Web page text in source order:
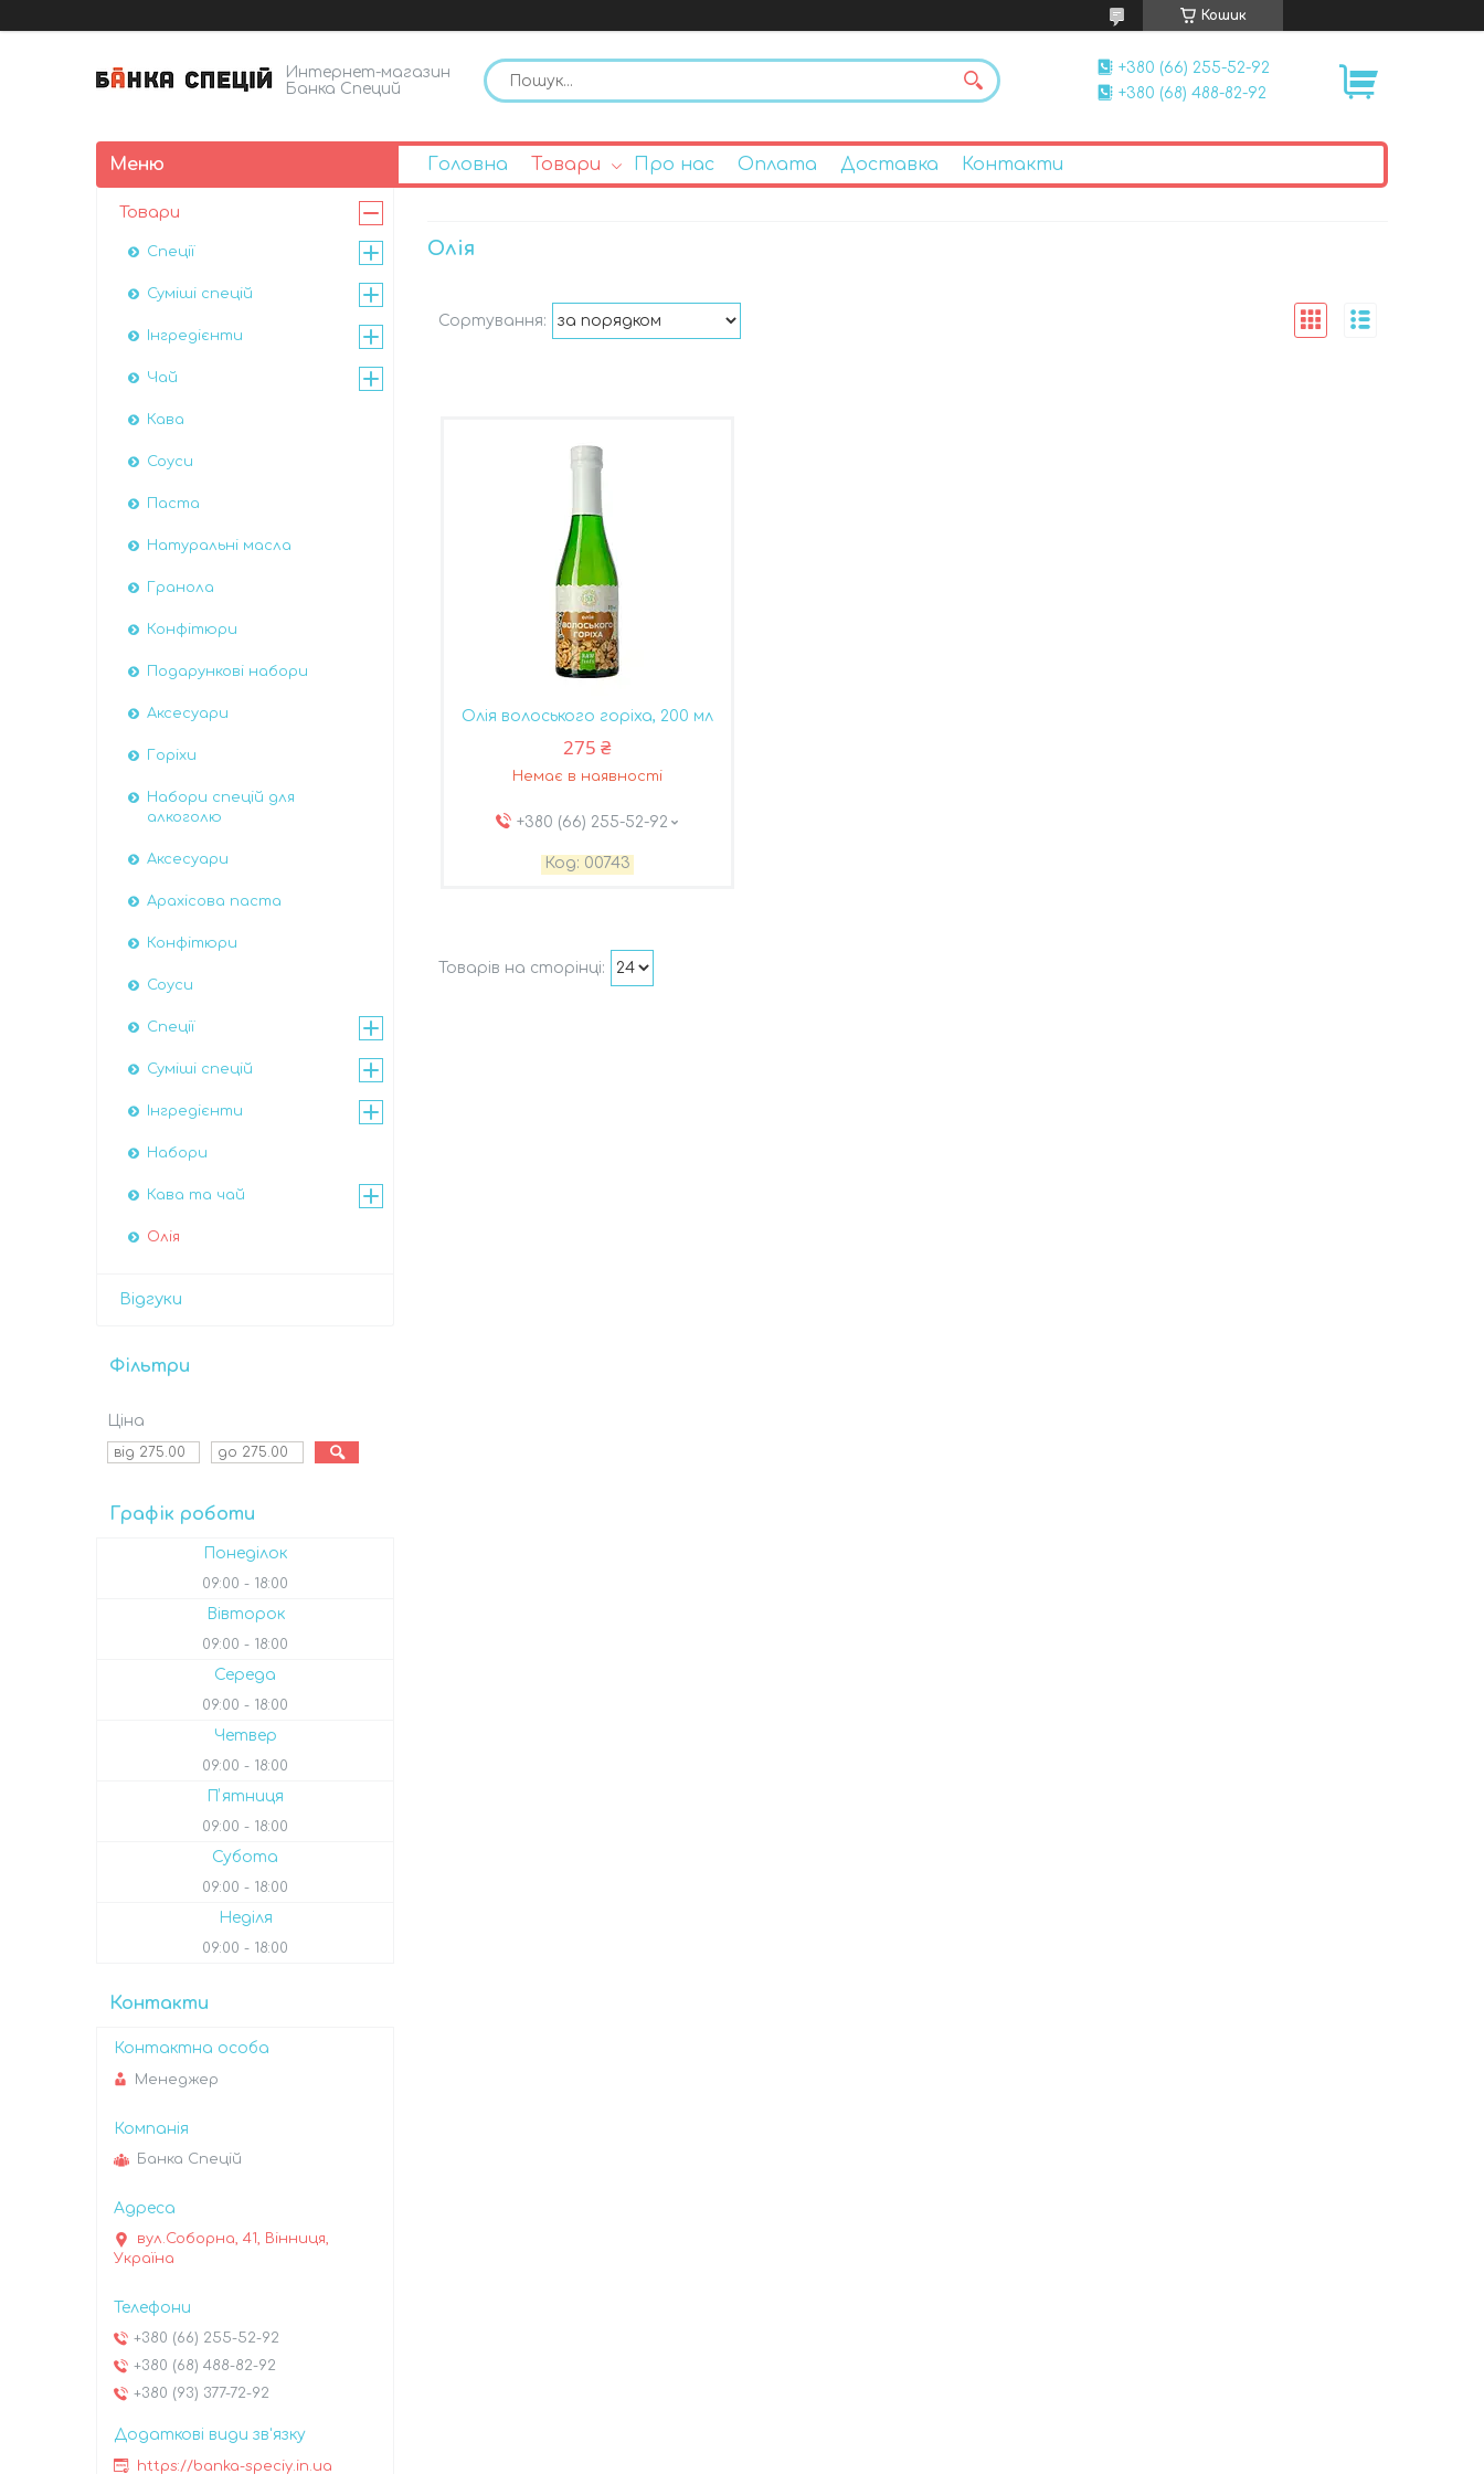
Кошик
Интернет-магазин
Банка Специй
+380 (66) 255-52-92
+380 (68) 488-82-92
Головна Товари Про нас Оплата Доставка Контакти
Олія
Олія волоського горіха, 200 мл
275 ₴
Немає в наявності
+380 (66) 255-52-92
00743
Товари
Спеції
Суміші спецій
Інгредієнти
Чай
Кава
Соуси
Паста
Натуральні масла
Гранола
Конфітюри
Подарункові набори
Аксесуари
Горіхи
Набори спецій для
алкоголю
Аксесуари
Арахісова паста
Конфітюри
Соуси
Спеції
Суміші спецій
Інгредієнти
Набори
Кава та чай
Олія
Відгуки
Фільтри
Ціна
Графік роботи
Понеділок
09:00 18:00
Вівторок
09:00 18:00
Середа
09:00 18:00
Четвер
09:00 18:00
Пʼятниця
09:00 18:00
Субота
09:00 18:00
Неділя
09:00 18:00
Контакти
Менеджер
Банка Спецій
вул.Соборна, 41, Вінниця,
Україна
+380 (66) 255-52-92
+380 (68) 488-82-92
+380 (93) 377-72-92
https://banka-speciy.in.ua